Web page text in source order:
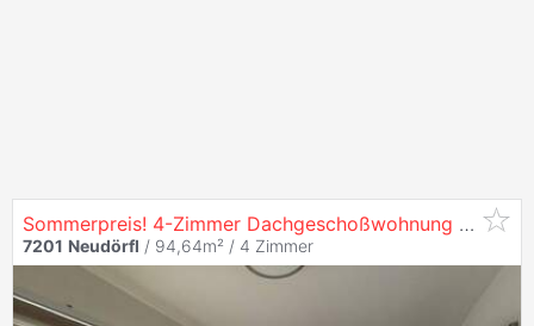
Sommerpreis! 4-Zimmer Dachgeschoßwohnung mit Loggia & Parkplatz & Klima
7201 Neudörfl / 94,64m² / 4 Zimmer